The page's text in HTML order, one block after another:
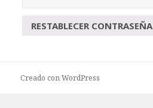
RESTABLECER CONTRASEÑA
Creado con WordPress